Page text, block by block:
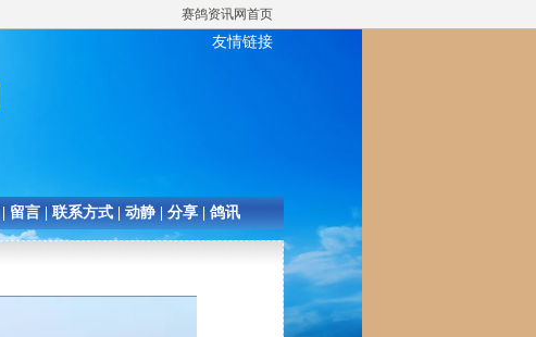
赛鸽资讯网首页
友情链接
留言 联系方式 动静 分享 鸽讯